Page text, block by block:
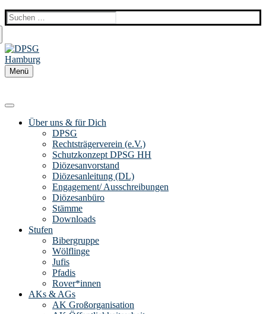
Suchen
nach:
Menü
Über uns & für Dich
DPSG
Rechtsträgerverein (e.V.)
Schutzkonzept DPSG HH
Diözesanvorstand
Diözesanleitung (DL)
Engagement/ Ausschreibungen
Diözesanbüro
Stämme
Downloads
Stufen
Bibergruppe
Wölflinge
Jufis
Pfadis
Rover*innen
AKs & AGs
AK Großorganisation